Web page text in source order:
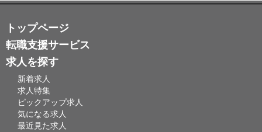
トップページ
転職支援サービス
求人を探す
新着求人
求人特集
ピックアップ求人
気になる求人
最近見た求人